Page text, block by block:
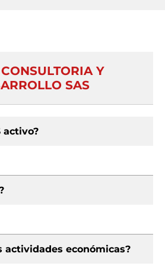
Y
SAS
activo?
actividades económicas?